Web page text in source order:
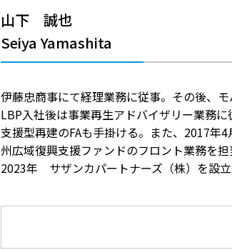
山下 誠也
Seiya Yamashita
伊藤忠商事にて経理業務に従事。その後、
LBP入社後は事業再生アドバイザリー業務
支援型再建のFAも手掛ける。また、2017年
州広域復興支援ファンドのフロント業務を担
2023年 サザンカパートナーズ（株）を設立